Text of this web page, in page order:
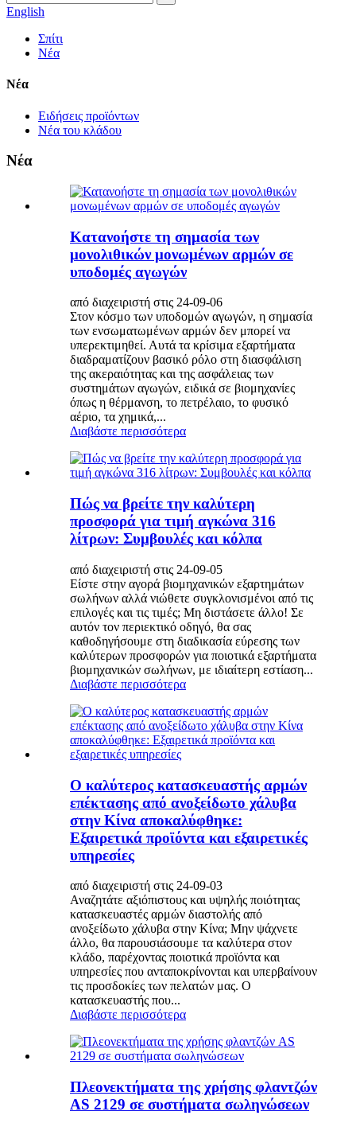
English
Σπίτι
Νέα
Νέα
Ειδήσεις προϊόντων
Νέα του κλάδου
Νέα
Κατανοήστε τη σημασία των
μονολιθικών μονωμένων αρμών σε
υποδομές αγωγών
από διαχειριστή στις 24-09-06
Στον κόσμο των υποδομών αγωγών, η σημασία
των ενσωματωμένων αρμών δεν μπορεί να
υπερεκτιμηθεί. Αυτά τα κρίσιμα εξαρτήματα
διαδραματίζουν βασικό ρόλο στη διασφάλιση
της ακεραιότητας και της ασφάλειας των
συστημάτων αγωγών, ειδικά σε βιομηχανίες
όπως η θέρμανση, το πετρέλαιο, το φυσικό
αέριο, τα χημικά,...
Διαβάστε περισσότερα
Πώς να βρείτε την καλύτερη
προσφορά για τιμή αγκώνα 316
λίτρων: Συμβουλές και κόλπα
από διαχειριστή στις 24-09-05
Είστε στην αγορά βιομηχανικών εξαρτημάτων
σωλήνων αλλά νιώθετε συγκλονισμένοι από τις
επιλογές και τις τιμές; Μη διστάσετε άλλο! Σε
αυτόν τον περιεκτικό οδηγό, θα σας
καθοδηγήσουμε στη διαδικασία εύρεσης των
καλύτερων προσφορών για ποιοτικά εξαρτήματα
βιομηχανικών σωλήνων, με ιδιαίτερη εστίαση...
Διαβάστε περισσότερα
Ο καλύτερος κατασκευαστής αρμών
επέκτασης από ανοξείδωτο χάλυβα
στην Κίνα αποκαλύφθηκε:
Εξαιρετικά προϊόντα και εξαιρετικές
υπηρεσίες
από διαχειριστή στις 24-09-03
Αναζητάτε αξιόπιστους και υψηλής ποιότητας
κατασκευαστές αρμών διαστολής από
ανοξείδωτο χάλυβα στην Κίνα; Μην ψάχνετε
άλλο, θα παρουσιάσουμε τα καλύτερα στον
κλάδο, παρέχοντας ποιοτικά προϊόντα και
υπηρεσίες που ανταποκρίνονται και υπερβαίνουν
τις προσδοκίες των πελατών μας. Ο
κατασκευαστής που...
Διαβάστε περισσότερα
Πλεονεκτήματα της χρήσης φλαντζών
AS 2129 σε συστήματα σωληνώσεων